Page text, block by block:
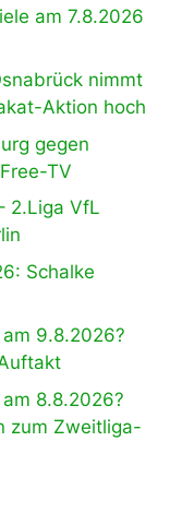
am 7.8.2026
nimmt
Aktion hoch
gegen
TV
2.Liga VfL
Schalke
9.8.2026?
8.8.2026?
zum Zweitliga-